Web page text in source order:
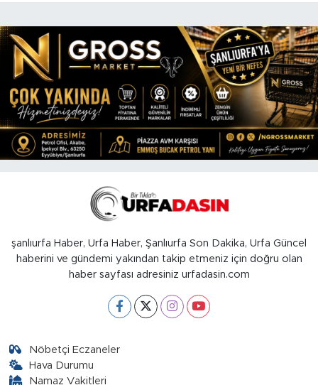
şanlıurfa Haber, Urfa Haber, Şanlıurfa Son Dakika, Urfa Güncel
haberini ve gündemi yakından takip etmeniz için doğru olan
haber sayfası adresiniz urfadasin.com
Nöbetçi Eczaneler
Hava Durumu
Namaz Vakitleri